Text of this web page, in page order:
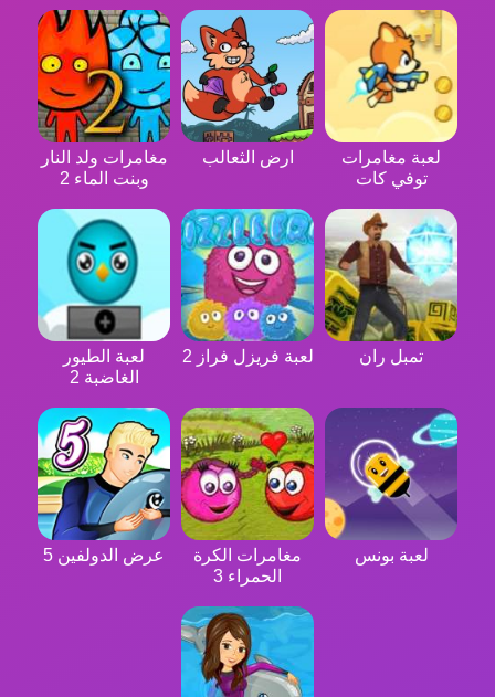
لعبة مغامرات
توفي كات
ارض الثعالب
مغامرات ولد النار
وبنت الماء 2
تمبل ران لعبة فريزل فراز 2
لعبة الطيور
الغاضبة 2
لعبة بونس
مغامرات الكرة
الحمراء 3
عرض الدولفين 5